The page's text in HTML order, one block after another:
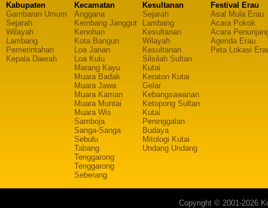
Kabupaten
Gambaran Umum
Sejarah
Wilayah
Lambang
Pemerintahan
Kepala Daerah
Kecamatan
Anggana
Kembang Janggut
Kenohan
Kota Bangun
Loa Janan
Loa Kulu
Marang Kayu
Muara Badak
Muara Jawa
Muara Kaman
Muara Muntai
Muara Wis
Samboja
Sanga-Sanga
Sebulu
Tabang
Tenggarong
Tenggarong
Seberang
Kesultanan
Sejarah
Lambang
Kesultanan
Wilayah
Kesultanan
Silsilah Sultan
Kutai
Keraton Kutai
Gelar
Kebangsawanan
Ketopong Sultan
Kutai
Peninggalan
Budaya
Mitologi Kutai
Undang Undang
Festival Erau
Asal Mula Erau
Acara Pokok
Acara
Agenda Erau
Peta Lokasi
Copyright © 2001-2026